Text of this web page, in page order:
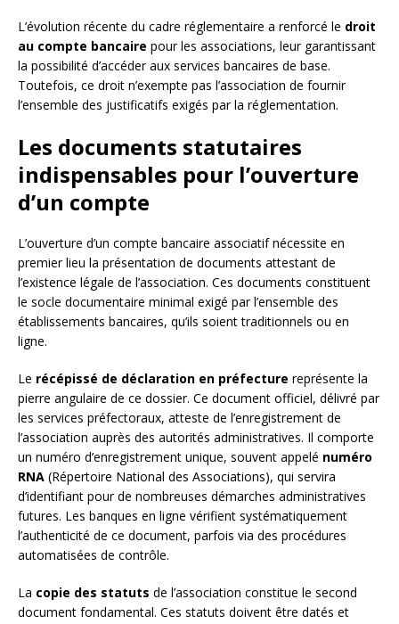
L’évolution récente du cadre réglementaire a renforcé le droit
au compte bancaire pour les associations, leur garantissant
la possibilité d’accéder aux services bancaires de base.
Toutefois, ce droit n’exempte pas l’association de fournir
l’ensemble des justificatifs exigés par la réglementation.
Les documents statutaires
indispensables pour l’ouverture
d’un compte
L’ouverture d’un compte bancaire associatif nécessite en
premier lieu la présentation de documents attestant de
l’existence légale de l’association. Ces documents constituent
le socle documentaire minimal exigé par l’ensemble des
établissements bancaires, qu’ils soient traditionnels ou en
ligne.
Le récépissé de déclaration en préfecture représente la
pierre angulaire de ce dossier. Ce document officiel, délivré par
les services préfectoraux, atteste de l’enregistrement de
l’association auprès des autorités administratives. Il comporte
un numéro d’enregistrement unique, souvent appelé numéro
RNA (Répertoire National des Associations), qui servira
d’identifiant pour de nombreuses démarches administratives
futures. Les banques en ligne vérifient systématiquement
l’authenticité de ce document, parfois via des procédures
automatisées de contrôle.
La copie des statuts de l’association constitue le second
document fondamental. Ces statuts doivent être datés et